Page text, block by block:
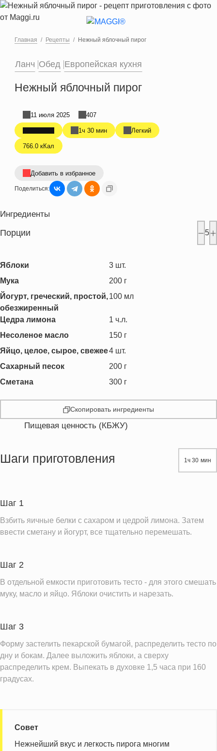
Перейти к основному содержанию
Главная Рецепты Нежный яблочный пирог
Ланч Обед Европейская кухня
Нежный яблочный пирог
1ч 30 мин Легкий
766.0 кКал
11 июля 2025 407
Добавить в избранное
Поделиться:
Ингредиенты
Порции 5
Яблоки 3 шт.
Мука
200 г
Йогурт, греческий, простой,
обезжиренный
100 мл
Цедра лимона 1 ч.л.
Несоленое масло
150 г
Яйцо, целое, сырое, свежее4 шт.
Сахарный песок
200 г
Сметана
300 г
Скопировать ингредиенты
Пищевая ценность (КБЖУ)
Жиры
Пищевые волокна
Сахар
Холестерин
281.9 мг
Натрий
Магний
Кальций
176.6 мг
Калий
Фолиевая кислота
56.4 мкг
Витамин С
6.4 мг
Витамин А
390.0 IU
Шаги приготовления 1ч 30 мин
Шаг 1
Взбить яичные белки с сахаром и цедрой лимона. Затем
ввести сметану и йогурт, все тщательно перемешать.
Шаг 2
В отдельной емкости приготовить тесто - для этого смешать
муку, масло и яйцо. Яблоки очистить и нарезать.
Шаг 3
Форму застелить пекарской бумагой, распределить тесто по
дну и бокам. Далее выложить яблоки, а сверху
распределить крем. Выпекать в духовке 1,5 часа при 160
градусах.
Совет
Нежнейший вкус и легкость пирога многим